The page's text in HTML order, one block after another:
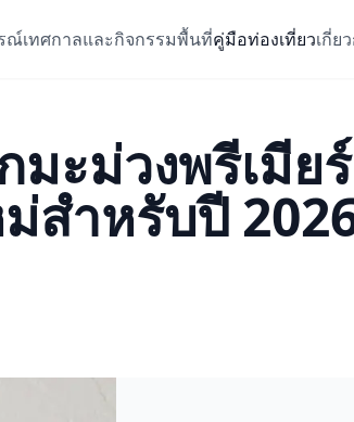
ณ์เทศกาลและกิจกรรมพื้นที่คู่มือท่องเที่ยวเกี่ย
ะม่วงพรีเมีย
สำหรับปี